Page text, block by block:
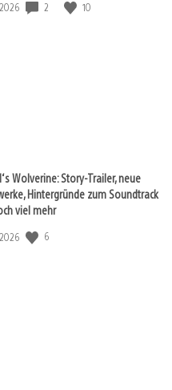
2 10
Wolverine: Story-Trailer, neue
Hintergründe zum Soundtrack
viel mehr
6